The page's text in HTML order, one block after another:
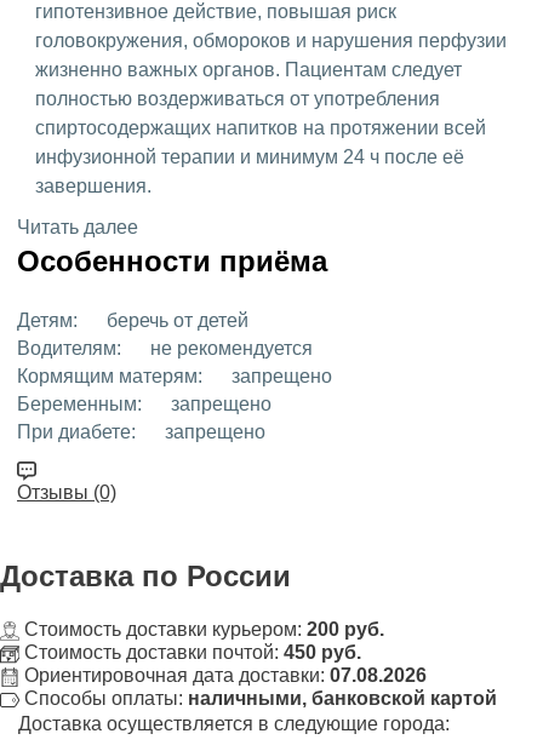
гипотензивное действие, повышая риск
головокружения, обмороков и нарушения перфузии
жизненно важных органов. Пациентам следует
полностью воздерживаться от употребления
спиртосодержащих напитков на протяжении всей
инфузионной терапии и минимум 24 ч после её
завершения.
Читать далее
Особенности приёма
Детям:
беречь от детей
Водителям:
не рекомендуется
Кормящим матерям:
запрещено
Беременным:
запрещено
При диабете:
запрещено
Отзывы (0)
Доставка по России
Стоимость доставки курьером: 200 руб.
Стоимость доставки почтой: 450 руб.
Ориентировочная дата доставки: 07.08.2026
Способы оплаты: наличными, банковской картой
Доставка осуществляется в следующие города: